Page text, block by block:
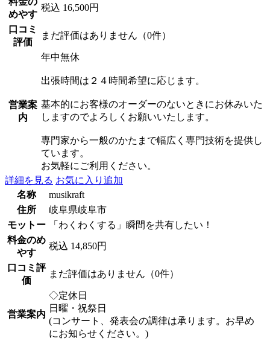
めやす
税込 16,500円
口コミ
評価
まだ評価はありません（0件）
営業案
内
年中無休
出張時間は２４時間希望に応じます。
基本的にお客様のオーダーのないときにお休みいた
しますのでよろしくお願いいたします。
専門家から一般のかたまで幅広く専門技術を提供し
ています。
お気軽にご利用ください。
詳細を見る お気に入り追加
名称
musikraft
住所
岐阜県岐阜市
モットー
「わくわくする」瞬間を共有したい！
料金のめ
やす
税込 14,850円
口コミ評
価
まだ評価はありません（0件）
営業案内
◇定休日
日曜・祝祭日
(コンサート、発表会の調律は承ります。お早め
にお知らせください。)